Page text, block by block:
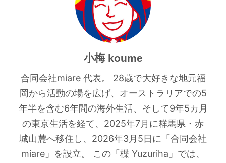
小梅 koume
合同会社miare 代表。 28歳で大好きな地元福
岡から活動の場を広げ、オーストラリアでの5
年半を含む6年間の海外生活、そして9年5カ月
の東京生活を経て、2025年7月に群馬県・赤
城山麓へ移住し、2026年3月5日に「合同会社
miare」を設立。 この「楪 Yuzuriha」では、